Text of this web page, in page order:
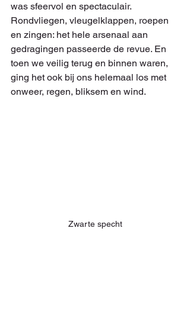
was sfeervol en spectaculair.
Rondvliegen, vleugelklappen, roepen
en zingen: het hele arsenaal aan
gedragingen passeerde de revue. En
toen we veilig terug en binnen waren,
ging het ook bij ons helemaal los met
onweer, regen, bliksem en wind.
Zwarte specht